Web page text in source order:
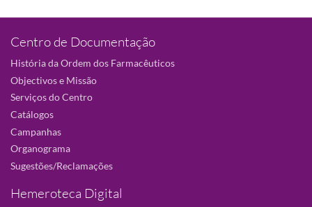
Centro de Documentação
História da Ordem dos Farmacêuticos
Objectivos e Missão
Serviços do Centro
Catálogos
Campanhas
Organograma
Sugestões/Reclamações
Hemeroteca Digital